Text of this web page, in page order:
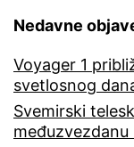
Nedavne
Voyager 1
svetlosnog
Svemirski
međuzvezdanu